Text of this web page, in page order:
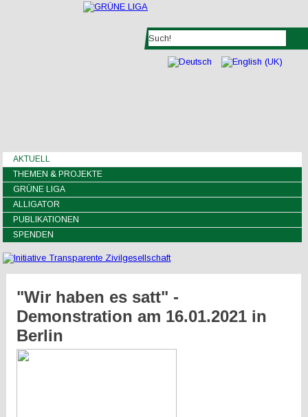
AKTUELL
THEMEN & PROJEKTE
GRÜNE LIGA
ALLIGATOR
PUBLIKATIONEN
SPENDEN
"Wir haben es satt" -
Demonstration am 16.01.2021 in
Berlin